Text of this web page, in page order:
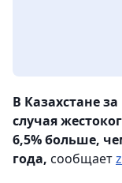
В Казахстане
случая
6,5% больше,
года, сообщает